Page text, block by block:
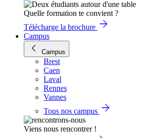
Quelle formation te convient ?
Télécharge la brochure
Campus
Campus
Brest
Caen
Laval
Rennes
Vannes
Tous nos campus
Viens nous rencontrer !